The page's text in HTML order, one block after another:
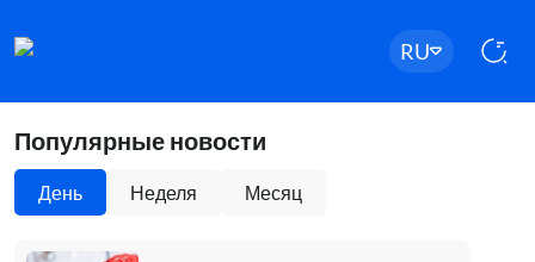
RU
Популярные новости
День Неделя Месяц